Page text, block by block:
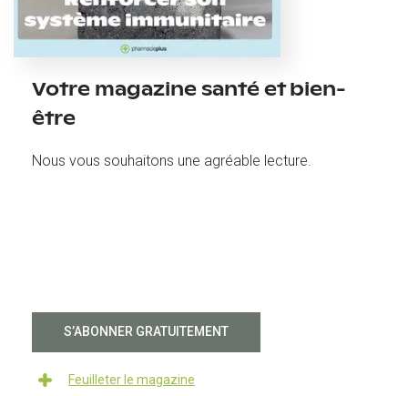
Votre magazine santé et bien-
être
Nous vous souhaitons une agréable lecture.
S’ABONNER GRATUITEMENT
Feuilleter le magazine